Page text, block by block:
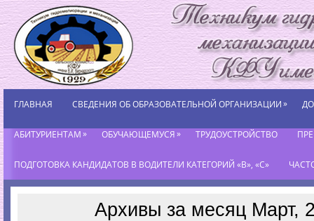
ГЛАВНАЯ СВЕДЕНИЯ ОБ ОБРАЗОВАТЕЛЬНОЙ ОРГАНИЗАЦИИ»
АБИТУРИЕНТАМ» ОБУЧАЮЩЕМУСЯ» ТРУДОУСТРОЙСТВО
ПОДГОТОВКА КАНДИДАТОВ В ВОДИТЕЛИ КАТЕГОРИЙ «В», «С»
Архивы за месяц Март,